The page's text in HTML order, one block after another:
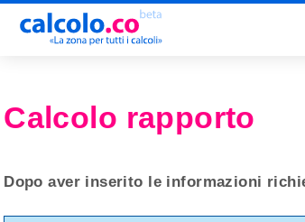
Calcolo rapporto
Dopo aver inserito le informazioni